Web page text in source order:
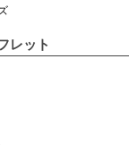
レット